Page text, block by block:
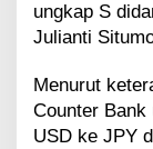
ungkap S
Julianti
Menurut
Counter
USD ke JPY